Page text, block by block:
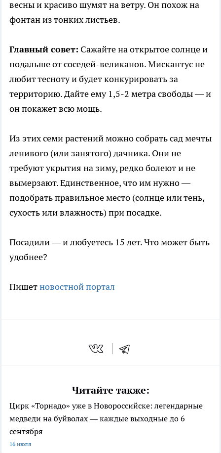
весны и красиво шумят на ветру. Он похож на
фонтан из тонких листьев.
Главный совет: Сажайте на открытое солнце и
подальше от соседей-великанов. Мискантус не
любит тесноту и будет конкурировать за
территорию. Дайте ему 1,5-2 метра свободы — и
он покажет всю мощь.
Из этих семи растений можно собрать сад мечты
ленивого (или занятого) дачника. Они не
требуют укрытия на зиму, редко болеют и не
вымерзают. Единственное, что им нужно —
подобрать правильное место (солнце или тень,
сухость или влажность) при посадке.
Посадили — и любуетесь 15 лет. Что может быть
удобнее?
Пишетновостной портал
Читайте также:
Цирк «Торнадо» уже в Новороссийске: легендарные
медведи на буйволах — каждые выходные до 6
сентября
16 июля